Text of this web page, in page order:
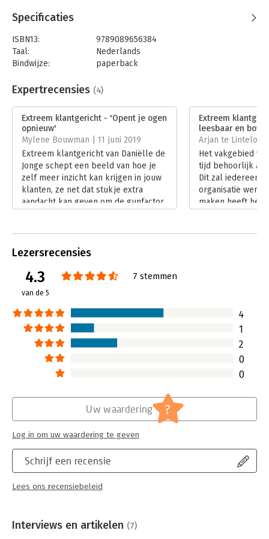
leggen, maar geeft hier ook praktische en goede voorbeelden
Expert customer insights SAMR Marktvinders
Met Extreem klantgericht legt Danielle de Jonge een krachtige
maatschappij, gave klantprestaties neerzetten en daar dankzij
commerciële slagkracht ook nog geld mee verdienen.
Beltman – Customer Engagement & Customer Excellence
Expert bij H3ROES
Specificaties
ISBN13:
9789089656384
Taal:
Nederlands
Bindwijze:
paperback
Uitgever:
Van Duuren Management
Verschijningsdatum:
Hoofdrubriek: Marketing
Expertrecensies (4)
Extreem klantgericht - 'Opent je ogen
opnieuw'
Mylene Bouwman | 11 juni 2019
Extreem klantgericht van Daniëlle de
Jonge schept een beeld van hoe je
zelf meer inzicht kan krijgen in jouw
klanten, ze net dat stukje extra
aandacht kan geven om de gunfactor
Extreem
leesbaar en
Arjan te Lintelo |
Het vakgebied
tijd behoorlijk
Dit zal iedereen
organisatie
maken heeft
Lezersrecensies
4.3
van de 5
7 stemmen
4
1
2
0
0
Schrijf een recensie
Lees ons recensiebeleid
Uw waardering ?
Log in om uw waardering te geven
Interviews en artikelen (7)